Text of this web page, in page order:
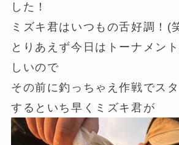
した！
ミズキ君はいつもの舌好調！(
とりあえず今日はトーナメン
しいので
その前に釣っちゃえ作戦でスタ
するといち早くミズキ君が